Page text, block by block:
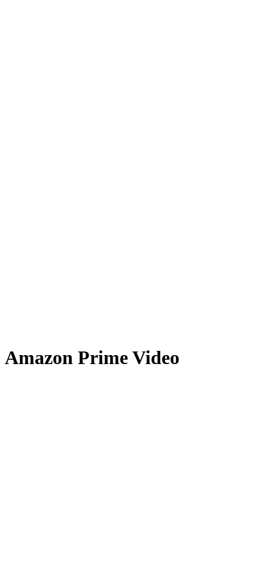
Amazon Prime Video